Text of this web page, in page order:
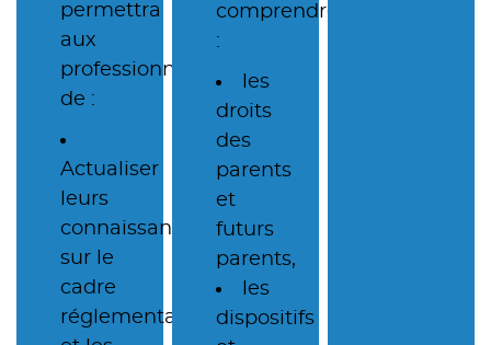
permettra
aux
professionnels
de :
Actualiser
leurs
connaissances
sur le
cadre
réglementaire
comprendre
:
les
droits
des
parents
et
futurs
parents,
les
dispositifs